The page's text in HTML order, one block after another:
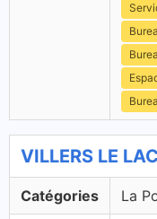
VILLERS LE
Catégories La